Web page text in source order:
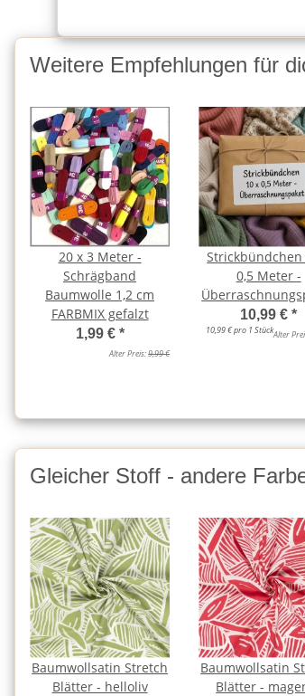
Weitere Empfehlungen für
20 x 3 Meter -
Schrägband
Baumwolle 1,2 cm
FARBMIX gefalzt
1,99 € *
Alter Preis:9,99 €
Strickbündchen
0,5 Meter -
10,99 €*
10,99 € pro 1 StückAlter
Gleicher Stoff - andere
Baumwollsatin Stretch
Blätter - helloliv
Baumwollsatin
Blätter -